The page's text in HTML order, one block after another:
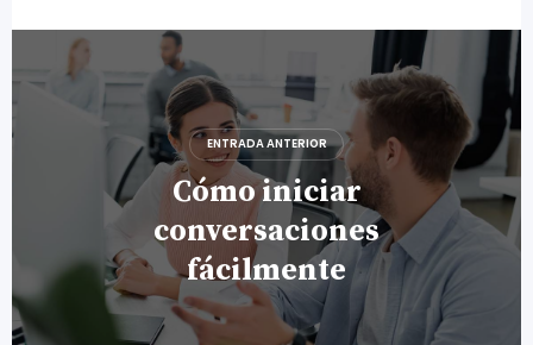
Navegación
de
entradas
ENTRADA ANTERIOR
Cómo iniciar
conversaciones
fácilmente